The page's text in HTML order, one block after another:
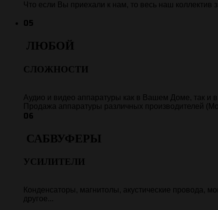
Что если Вы приехали к нам, то весь наш
05
ЛЮБОЙ
СЛОЖНОСТИ
Аудио и видео аппаратуры как в Вашем Доме, так и
Продажа аппаратуры различных производителей
06
САБВУФЕРЫ
УСИЛИТЕЛИ
Конденсаторы, магнитолы, акустические провода,
другое...